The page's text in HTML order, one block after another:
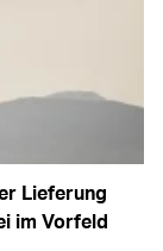
Lieferung
im Vorfeld